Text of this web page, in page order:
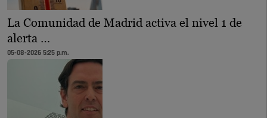
La Comunidad de Madrid activa el nivel 1 de
alerta …
05-08-2026 5:25 p.m.